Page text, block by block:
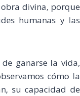
divina, porque
humanas y las
ganarse la vida,
cómo la
su capacidad de